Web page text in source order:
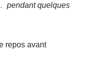
pendant quelques
repos avant